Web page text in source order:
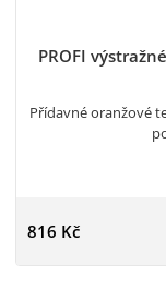
PROFI
Přídavné oranžové
816 Kč